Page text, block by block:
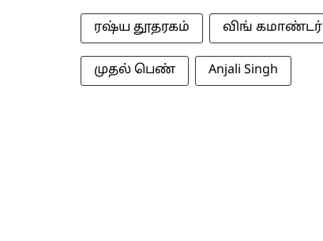
ரஷ்ய தூதரகம் விங் கமாண்டர்
முதல் பெண் Anjali Singh